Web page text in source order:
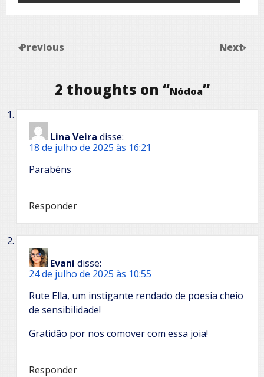
Previous Next
2 thoughts on “Nódoa”
Lina Veira disse:
18 de julho de 2025 às 16:21
Parabéns
Responder
Evani disse:
24 de julho de 2025 às 10:55
Rute Ella, um instigante rendado de poesia cheio
de sensibilidade!
Gratidão por nos comover com essa joia!
Responder